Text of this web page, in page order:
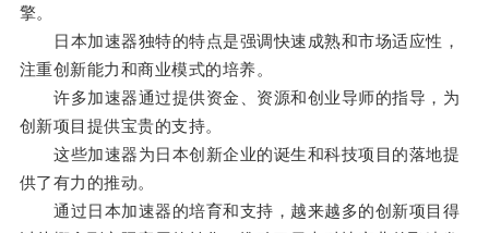
擎。
日本加速器独特的特点是强调快速成熟和市场适应性，
注重创新能力和商业模式的培养。
许多加速器通过提供资金、资源和创业导师的指导，为
创新项目提供宝贵的支持。
这些加速器为日本创新企业的诞生和科技项目的落地提
供了有力的推动。
通过日本加速器的培育和支持，越来越多的创新项目得